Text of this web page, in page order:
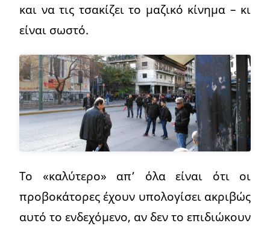
και να τις τσακίζει το μαζικό κίνημα – κι
είναι σωστό.
Το «καλύτερο» απ’ όλα είναι ότι οι
προβοκάτορες έχουν υπολογίσει ακριβώς
αυτό το ενδεχόμενο, αν δεν το επιδιώκουν